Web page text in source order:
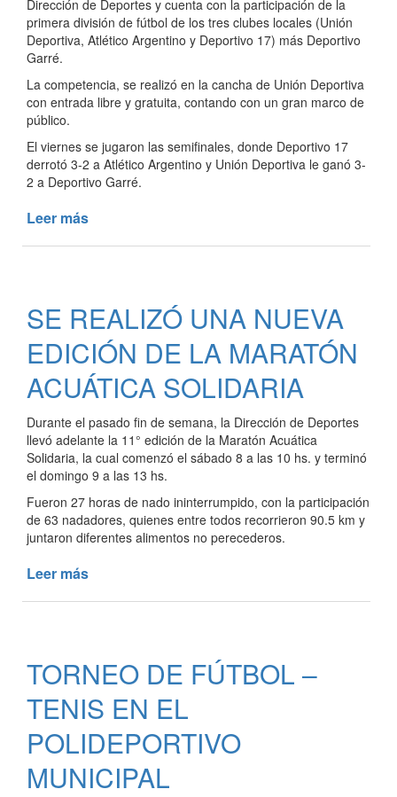
Dirección de Deportes y cuenta con la participación de la
primera división de fútbol de los tres clubes locales (Unión
Deportiva, Atlético Argentino y Deportivo 17) más Deportivo
Garré.
La competencia, se realizó en la cancha de Unión Deportiva
con entrada libre y gratuita, contando con un gran marco de
público.
El viernes se jugaron las semifinales, donde Deportivo 17
derrotó 3-2 a Atlético Argentino y Unión Deportiva le ganó 3-
2 a Deportivo Garré.
Leer más
“COPA
ANIVERSARIO
TRES
LOMAS”
SE REALIZÓ UNA NUEVA
EDICIÓN DE LA MARATÓN
ACUÁTICA SOLIDARIA
Durante el pasado fin de semana, la Dirección de Deportes
llevó adelante la 11° edición de la Maratón Acuática
Solidaria, la cual comenzó el sábado 8 a las 10 hs. y terminó
el domingo 9 a las 13 hs.
Fueron 27 horas de nado ininterrumpido, con la participación
de 63 nadadores, quienes entre todos recorrieron 90.5 km y
juntaron diferentes alimentos no perecederos.
Leer más
EDICIÓN
DE
LA
MARATÓN
ACUÁTICA
SOLIDARIA
TORNEO DE FÚTBOL –
TENIS EN EL
POLIDEPORTIVO
MUNICIPAL